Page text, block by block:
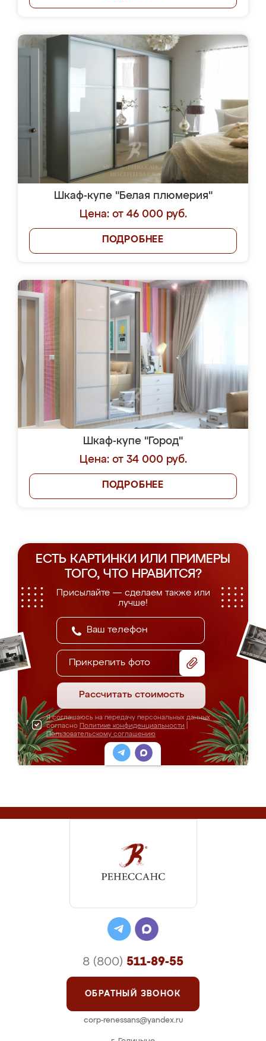
Шкаф-купе "Белая плюмерия"
Цена: от 46 000 руб.
ПОДРОБНЕЕ
Шкаф-купе "Город"
Цена: от 34 000 руб.
ПОДРОБНЕЕ
ЕСТЬ КАРТИНКИ ИЛИ ПРИМЕРЫ
ТОГО, ЧТО НРАВИТСЯ?
Присылайте — сделаем также или
лучше!
Прикрепить фото
Рассчитать стоимость
Я соглашаюсь на передачу персональных данных
согласно Политике конфиденциальности
Пользовательскому соглашению
8 (800) 511-89-55
ОБРАТНЫЙ ЗВОНОК
corp-renessans@yandex.ru